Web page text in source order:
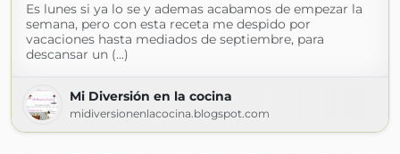
Es lunes si ya lo se y ademas acabamos de empezar la
semana, pero con esta receta me despido por
vacaciones hasta mediados de septiembre, para
descansar un (...)
Mi Diversión en la cocina
midiversionenlacocina.blogspot.com